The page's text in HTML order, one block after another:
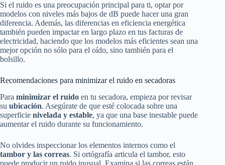
Si el ruido es una preocupación principal para ti, optar por
modelos con niveles más bajos de dB puede hacer una gran
diferencia. Además, las diferencias en eficiencia energética
también pueden impactar en largo plazo en tus facturas de
electricidad, haciendo que los modelos más eficientes sean una
mejor opción no sólo para el oído, sino también para el
bolsillo.
Recomendaciones para minimizar el ruido en secadoras
Para minimizar el ruido en tu secadora, empieza por revisar
su ubicación. Asegúrate de que esté colocada sobre una
superficie nivelada y estable, ya que una base inestable puede
aumentar el ruido durante su funcionamiento.
No olvides inspeccionar los elementos internos como el
tambor y las correas. Si ortógrafía articula el tambor, esto
puede producir un ruido inusual. Examina si las correas están